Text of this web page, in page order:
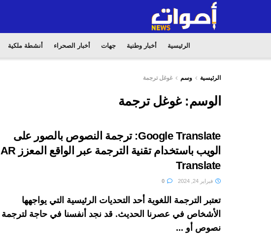
الرئيسية أخبار وطنية جهات أخبار الصحراء أنشطة ملكية
الرئيسية وسم غوغل ترجمة
الوسم:غوغل ترجمة
Google Translate: ترجمة النصوص بالصور على
الويب باستخدام تقنية الترجمة عبر الواقع المعزز AR
Translate
فبراير 24, 2024
تعتبر الترجمة اللغوية أحد التحديات الرئيسية التي يواجهها
الأشخاص في عصرنا الحديث. قد نجد أنفسنا في حاجة لترجمة
نصوص أو ...